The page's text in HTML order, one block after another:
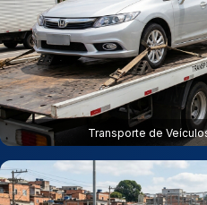
Transporte de